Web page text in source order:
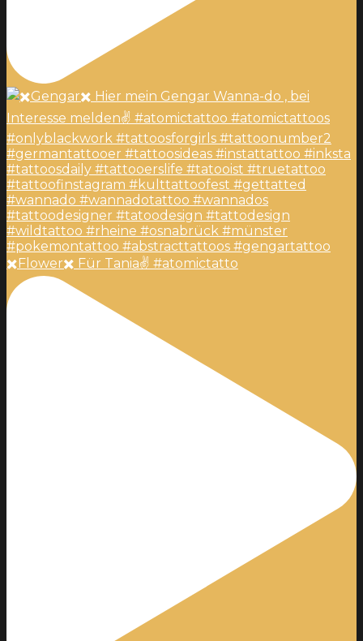
✖️Flower✖️ Für Tania✌️ #atomictatto